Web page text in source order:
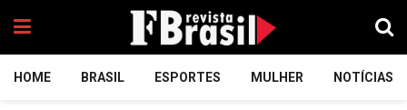
HOME BRASIL ESPORTES MULHER NOTÍCIAS